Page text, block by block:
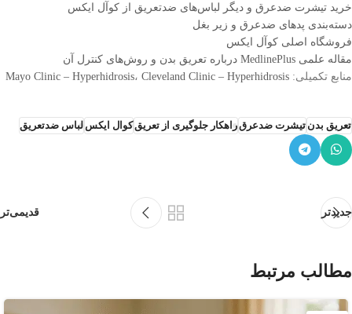
خرید تیشرت ضدعرق و دیگر لباس‌های ضدتعریق از کوآل ایکس
دسته‌بندی پدهای ضدعرق و زیر بغل
فروشگاه اصلی کوآل ایکس
مقاله علمی MedlinePlus درباره تعریق بدن و روش‌های کنترل آن
منابع تکمیلی:
Mayo Clinic – Hyperhidrosis، Cleveland Clinic – Hyperhidrosis
تعریق بدن تیشرت ضدعرقراهکار جلوگیری از تعریقکوال ایکس لباس ضدتعریق
جدیدتر قدیمی‌تر
مطالب مرتبط